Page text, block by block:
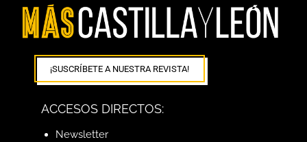
¡SUSCRÍBETE A NUESTRA REVISTA!
ACCESOS DIRECTOS:
Newsletter